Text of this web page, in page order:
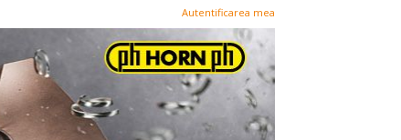
Autentificarea mea